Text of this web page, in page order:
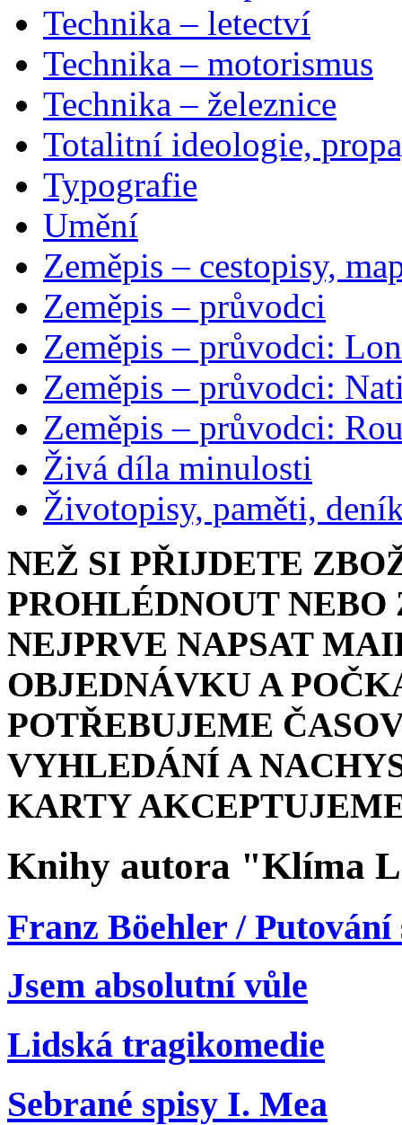
Technika – letectví
Technika – motorismus
Technika – železnice
Totalitní ideologie,
Typografie
Umění
Zeměpis – cestopisy,
Zeměpis – průvodci
Zeměpis – průvodci:
Zeměpis – průvodci:
Zeměpis – průvodci:
Živá díla minulosti
Životopisy, paměti,
NEŽ SI PŘIJDETE
PROHLÉDNOUT
NEJPRVE NAPSAT
OBJEDNÁVKU A
POTŘEBUJEME
VYHLEDÁNÍ A
KARTY
Knihy autora "Klíma
Franz Böehler / Putování
Jsem absolutní vůle
Lidská tragikomedie
Sebrané spisy I. Mea